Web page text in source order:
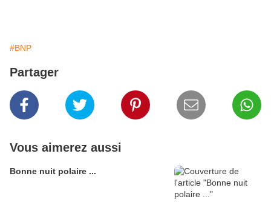
#BNP
Partager
Vous aimerez aussi
Bonne nuit polaire ...